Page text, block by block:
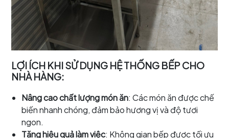
LỢI ÍCH KHI SỬ DỤNG HỆ THỐNG BẾP CHO
NHÀ HÀNG:
Nâng cao chất lượng món ăn: Các món ăn được chế
biến nhanh chóng, đảm bảo hương vị và độ tươi
ngon.
Tăng hiệu quả làm việc: Không gian bếp được tối ưu